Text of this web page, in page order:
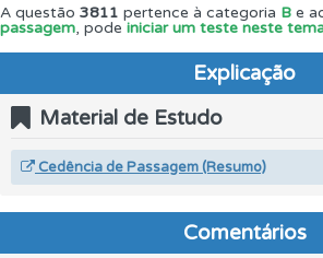
A questão 3811 pertence à categoria B e
passagem, pode iniciar um teste neste
Explicação
Material de Estudo
Cedência de Passagem (Resumo)
Comentários